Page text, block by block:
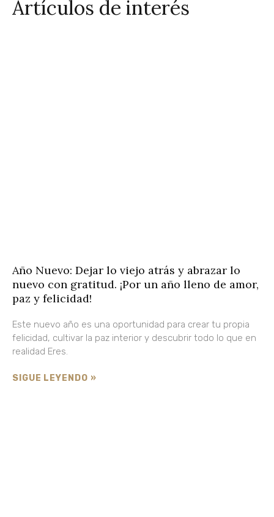
Artículos de interés
Año Nuevo: Dejar lo viejo atrás y abrazar lo
nuevo con gratitud. ¡Por un año lleno de amor,
paz y felicidad!
Este nuevo año es una oportunidad para crear tu propia
felicidad, cultivar la paz interior y descubrir todo lo que en
realidad Eres.
SIGUE LEYENDO »